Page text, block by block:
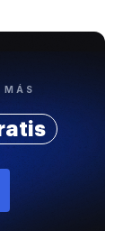
MÁS